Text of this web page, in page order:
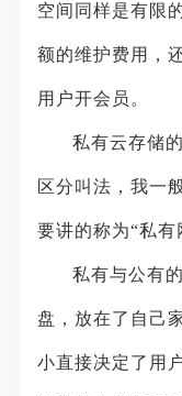
空间同样是有限
额的维护费用，
用户开会员。
私有云存储
区分叫法，我一
要讲的称为“私有
私有与公有
盘，放在了自己
小直接决定了用